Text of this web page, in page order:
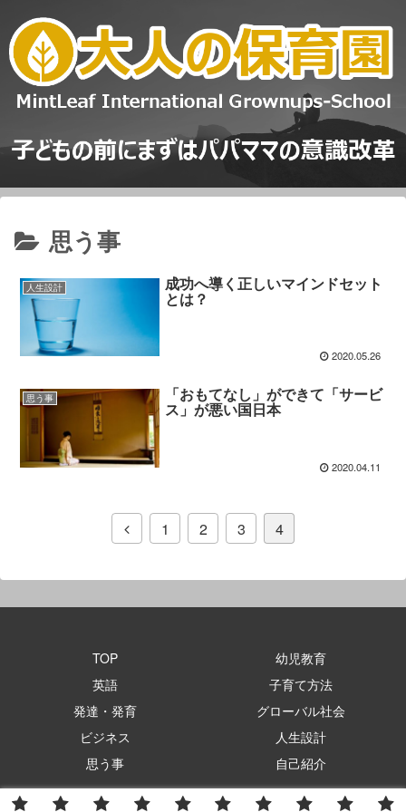
思う事
人生設計 成功へ導く正しいマインドセット
とは？
2020.05.26
思う事 「おもてなし」ができて「サービ
ス」が悪い国日本
2020.04.11
1 2 3 4
TOP
幼児教育
英語
子育て方法
発達・発育
グローバル社会
ビジネス
人生設計
思う事
自己紹介
Copyright © 2020 ミントリーフ運営会社社長・森田昭仁のブログ All